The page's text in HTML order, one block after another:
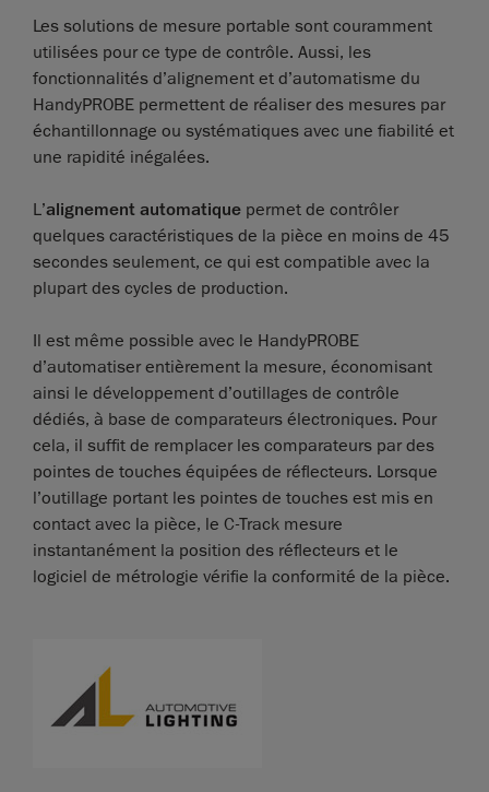
Les solutions de mesure portable sont couramment
utilisées pour ce type de contrôle. Aussi, les
fonctionnalités d’alignement et d’automatisme du
HandyPROBE permettent de réaliser des mesures par
échantillonnage ou systématiques avec une fiabilité et
une rapidité inégalées.
L’alignement automatique permet de contrôler
quelques caractéristiques de la pièce en moins de 45
secondes seulement, ce qui est compatible avec la
plupart des cycles de production.
Il est même possible avec le HandyPROBE
d’automatiser entièrement la mesure, économisant
ainsi le développement d’outillages de contrôle
dédiés, à base de comparateurs électroniques. Pour
cela, il suffit de remplacer les comparateurs par des
pointes de touches équipées de réflecteurs. Lorsque
l’outillage portant les pointes de touches est mis en
contact avec la pièce, le C-Track mesure
instantanément la position des réflecteurs et le
logiciel de métrologie vérifie la conformité de la pièce.